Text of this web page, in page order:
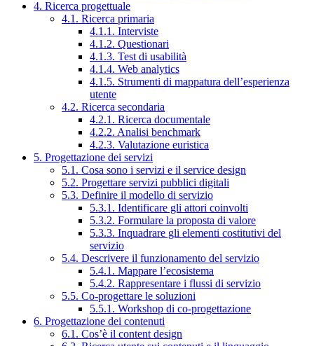
4. Ricerca progettuale
4.1. Ricerca primaria
4.1.1. Interviste
4.1.2. Questionari
4.1.3. Test di usabilità
4.1.4. Web analytics
4.1.5. Strumenti di mappatura dell’esperienza
utente
4.2. Ricerca secondaria
4.2.1. Ricerca documentale
4.2.2. Analisi benchmark
4.2.3. Valutazione euristica
5. Progettazione dei servizi
5.1. Cosa sono i servizi e il service design
5.2. Progettare servizi pubblici digitali
5.3. Definire il modello di servizio
5.3.1. Identificare gli attori coinvolti
5.3.2. Formulare la proposta di valore
5.3.3. Inquadrare gli elementi costitutivi del
servizio
5.4. Descrivere il funzionamento del servizio
5.4.1. Mappare l’ecosistema
5.4.2. Rappresentare i flussi di servizio
5.5. Co-progettare le soluzioni
5.5.1. Workshop di co-progettazione
6. Progettazione dei contenuti
6.1. Cos’è il content design